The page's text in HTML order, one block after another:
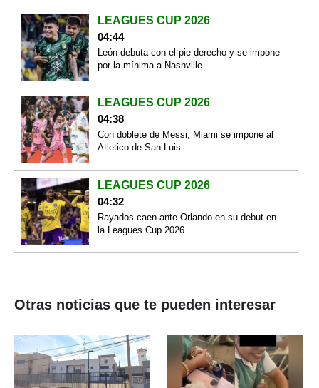
LEAGUES CUP 2026
04:44
León debuta con el pie derecho y se impone
por la mínima a Nashville
LEAGUES CUP 2026
04:38
Con doblete de Messi, Miami se impone al
Atletico de San Luis
LEAGUES CUP 2026
04:32
Rayados caen ante Orlando en su debut en
la Leagues Cup 2026
Otras noticias que te pueden interesar